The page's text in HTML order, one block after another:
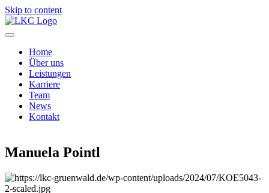
Skip to content
Home
Über uns
Leistungen
Karriere
Team
News
Kontakt
Manuela Pointl